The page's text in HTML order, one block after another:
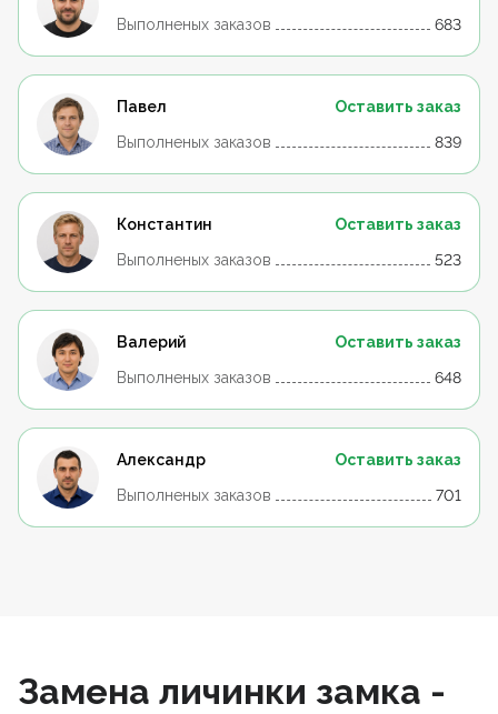
Выполненых заказов
683
Павел
Оставить заказ
Выполненых заказов
839
Константин
Оставить заказ
Выполненых заказов
523
Валерий
Оставить заказ
Выполненых заказов
648
Александр
Оставить заказ
Выполненых заказов
701
Замена личинки замка -